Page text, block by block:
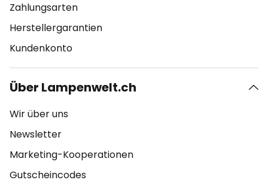
Zahlungsarten
Herstellergarantien
Kundenkonto
Über Lampenwelt.ch
Wir über uns
Newsletter
Marketing-Kooperationen
Gutscheincodes